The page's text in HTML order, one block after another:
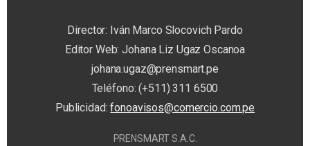
Director: Iván Marco Slocovich Pardo
Editor Web: Johana Liz Ugaz Oscanoa
johana.ugaz@prensmart.pe
Teléfono: (+511) 311 6500
Publicidad:fonoavisos@comercio.com.pe
PRENSMART S.A.C.